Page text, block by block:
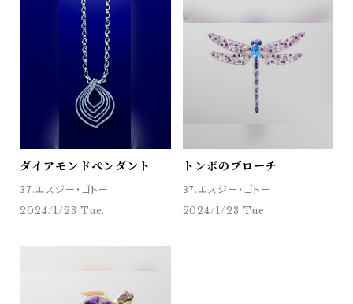
ダイアモンドペンダント
37.エスジー・ゴトー
2024/1/23 Tue.
トンボのブローチ
37.エスジー・ゴトー
2024/1/23 Tue.